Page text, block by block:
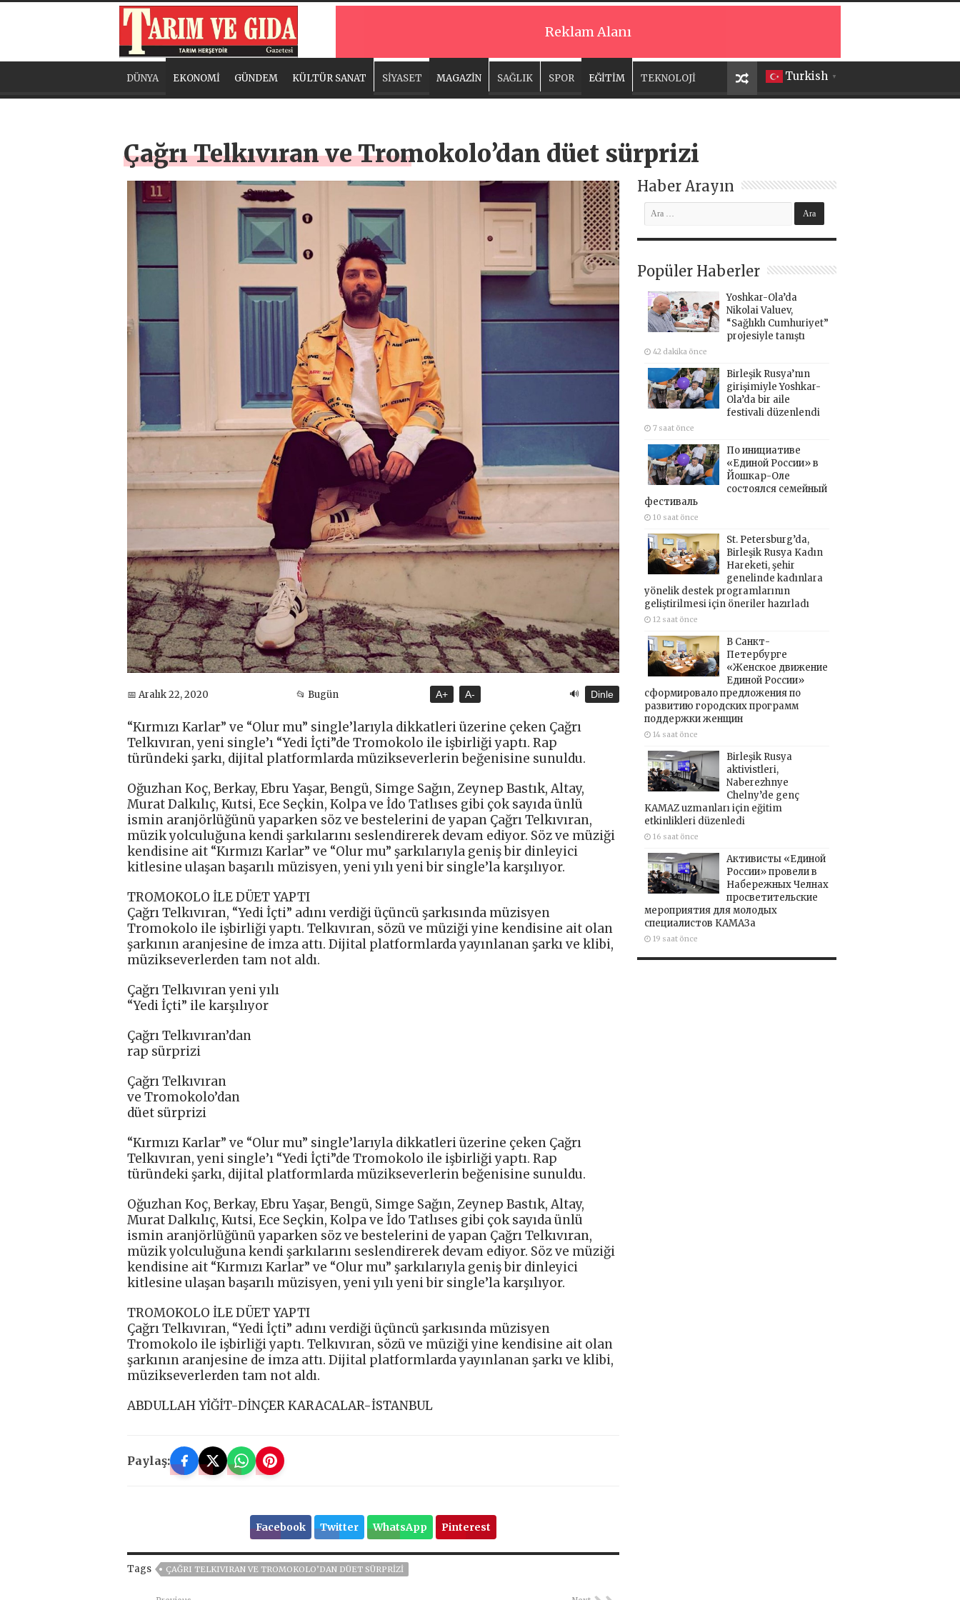
Reklam Alanı
Turkish ▼
DÜNYA EKONOMİ GÜNDEM KÜLTÜR SANAT SİYASET MAGAZİN SAĞLIK SPOR EĞİTİM TEKNOLOJİ
Çağrı Telkıvıran ve Tromokolo’dan düet sürprizi
📅 Aralık 22, 2020 📂 Bugün A+ A- 🔊 Dinle
“Kırmızı Karlar” ve “Olur mu” single’larıyla dikkatleri üzerine çeken Çağrı
Telkıvıran, yeni single’ı “Yedi İçti”de Tromokolo ile işbirliği yaptı. Rap
türündeki şarkı, dijital platformlarda müzikseverlerin beğenisine sunuldu.
Oğuzhan Koç, Berkay, Ebru Yaşar, Bengü, Simge Sağın, Zeynep Bastık, Altay,
Murat Dalkılıç, Kutsi, Ece Seçkin, Kolpa ve İdo Tatlıses gibi çok sayıda ünlü
ismin aranjörlüğünü yaparken söz ve bestelerini de yapan Çağrı Telkıvıran,
müzik yolculuğuna kendi şarkılarını seslendirerek devam ediyor. Söz ve müziği
kendisine ait “Kırmızı Karlar” ve “Olur mu” şarkılarıyla geniş bir dinleyici
kitlesine ulaşan başarılı müzisyen, yeni yılı yeni bir single’la karşılıyor.
TROMOKOLO İLE DÜET YAPTI
Çağrı Telkıvıran, “Yedi İçti” adını verdiği üçüncü şarkısında müzisyen
Tromokolo ile işbirliği yaptı. Telkıvıran, sözü ve müziği yine kendisine ait olan
şarkının aranjesine de imza attı. Dijital platformlarda yayınlanan şarkı ve klibi,
müzikseverlerden tam not aldı.
Çağrı Telkıvıran yeni yılı
“Yedi İçti” ile karşılıyor
Çağrı Telkıvıran’dan
rap sürprizi
Çağrı Telkıvıran
ve Tromokolo’dan
düet sürprizi
“Kırmızı Karlar” ve “Olur mu” single’larıyla dikkatleri üzerine çeken Çağrı
Telkıvıran, yeni single’ı “Yedi İçti”de Tromokolo ile işbirliği yaptı. Rap
türündeki şarkı, dijital platformlarda müzikseverlerin beğenisine sunuldu.
Oğuzhan Koç, Berkay, Ebru Yaşar, Bengü, Simge Sağın, Zeynep Bastık, Altay,
Murat Dalkılıç, Kutsi, Ece Seçkin, Kolpa ve İdo Tatlıses gibi çok sayıda ünlü
ismin aranjörlüğünü yaparken söz ve bestelerini de yapan Çağrı Telkıvıran,
müzik yolculuğuna kendi şarkılarını seslendirerek devam ediyor. Söz ve müziği
kendisine ait “Kırmızı Karlar” ve “Olur mu” şarkılarıyla geniş bir dinleyici
kitlesine ulaşan başarılı müzisyen, yeni yılı yeni bir single’la karşılıyor.
TROMOKOLO İLE DÜET YAPTI
Çağrı Telkıvıran, “Yedi İçti” adını verdiği üçüncü şarkısında müzisyen
Tromokolo ile işbirliği yaptı. Telkıvıran, sözü ve müziği yine kendisine ait olan
şarkının aranjesine de imza attı. Dijital platformlarda yayınlanan şarkı ve klibi,
müzikseverlerden tam not aldı.
ABDULLAH YİĞİT-DİNÇER KARACALAR-İSTANBUL
Paylaş:
Facebook Twitter WhatsApp Pinterest
Tags ÇAĞRI TELKIVIRAN VE TROMOKOLO’DAN DÜET SÜRPRIZI
Haber Arayın
Popüler Haberler
Yoshkar-Ola’da
Nikolai Valuev,
“Sağlıklı Cumhuriyet”
projesiyle tanıştı
42 dakika önce
Birleşik Rusya’nın
girişimiyle Yoshkar-
Ola’da bir aile
festivali düzenlendi
7 saat önce
По инициативе
«Единой России» в
Йошкар-Оле
состоялся семейный
фестиваль
10 saat önce
St. Petersburg’da,
Birleşik Rusya Kadın
Hareketi, şehir
genelinde kadınlara
yönelik destek programlarının
geliştirilmesi için öneriler hazırladı
12 saat önce
В Санкт-
Петербурге
«Женское движение
Единой России»
сформировало предложения по
развитию городских программ
поддержки женщин
14 saat önce
Birleşik Rusya
aktivistleri,
Naberezhnye
Chelny’de genç
KAMAZ uzmanları için eğitim
etkinlikleri düzenledi
16 saat önce
Активисты «Единой
России» провели в
Набережных Челнах
просветительские
мероприятия для молодых
специалистов КАМАЗа
19 saat önce